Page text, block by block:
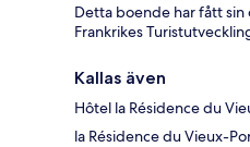
Detta boende har fått
Frankrikes
Kallas även
Hôtel la Résidence du
la Résidence du Vieux-